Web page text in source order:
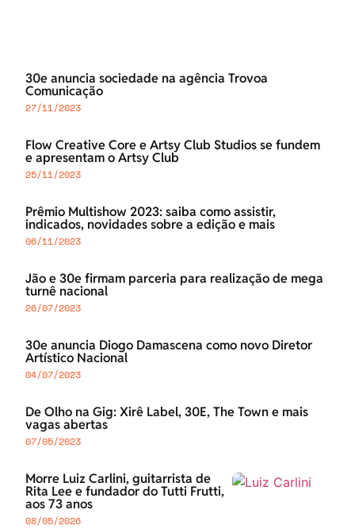
30e anuncia sociedade na agência Trovoa
Comunicação
27/11/2023
Flow Creative Core e Artsy Club Studios se fundem
e apresentam o Artsy Club
25/11/2023
Prêmio Multishow 2023: saiba como assistir,
indicados, novidades sobre a edição e mais
06/11/2023
Jão e 30e firmam parceria para realização de mega
turnê nacional
26/07/2023
30e anuncia Diogo Damascena como novo Diretor
Artístico Nacional
04/07/2023
De Olho na Gig: Xirê Label, 30E, The Town e mais
vagas abertas
07/05/2023
Morre Luiz Carlini, guitarrista de
Rita Lee e fundador do Tutti Frutti,
aos 73 anos
08/05/2026